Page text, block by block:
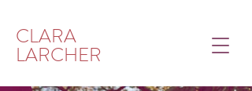
CLARA
LARCHER